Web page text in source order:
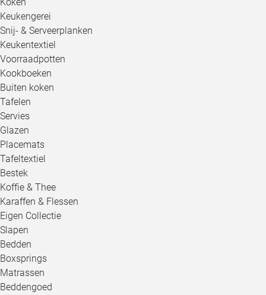
Keukengerei
Snij- & Serveerplanken
Keukentextiel
Voorraadpotten
Kookboeken
Buiten koken
Tafelen
Servies
Glazen
Placemats
Tafeltextiel
Bestek
Koffie & Thee
Karaffen & Flessen
Eigen Collectie
Slapen
Bedden
Boxsprings
Matrassen
Beddengoed